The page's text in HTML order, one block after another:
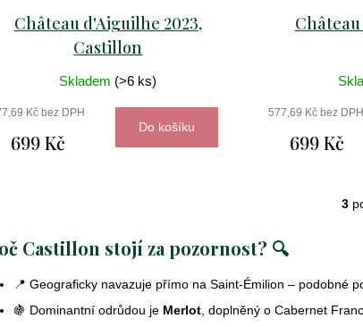
Château d'Aiguilhe 2023,
Castillon
Skladem (>6 ks)
Kč bez DPH
699 Kč
Do košíku
577,69 Kč bez DPH
699 Kč
3
Castillon stojí za pozornost? 🔍
📍 Geograficky navazuje přímo na Saint-Émilion – podobné
🍇 Dominantní odrůdou je Merlot , doplněný o Cabernet